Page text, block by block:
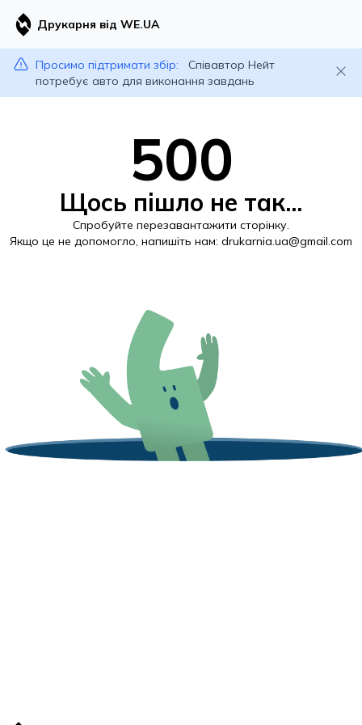
Друкарня від WE.UA
Просимо підтримати збір:
Співавтор Нейт
потребує авто для виконання завдань
500
Щось пішло не так...
Спробуйте перезавантажити сторінку.
Якщо це не допомогло, напишіть нам: drukarnia.ua@gmail.com